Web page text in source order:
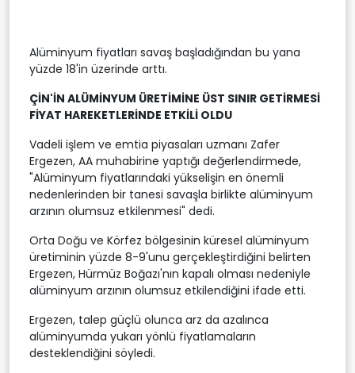
Alüminyum fiyatları savaş başladığından bu yana
yüzde 18'in üzerinde arttı.
ÇİN'İN ALÜMİNYUM ÜRETİMİNE ÜST SINIR GETİRMESİ
FİYAT HAREKETLERİNDE ETKİLİ OLDU
Vadeli işlem ve emtia piyasaları uzmanı Zafer
Ergezen, AA muhabirine yaptığı değerlendirmede,
"Alüminyum fiyatlarındaki yükselişin en önemli
nedenlerinden bir tanesi savaşla birlikte alüminyum
arzının olumsuz etkilenmesi" dedi.
Orta Doğu ve Körfez bölgesinin küresel alüminyum
üretiminin yüzde 8-9'unu gerçekleştirdiğini belirten
Ergezen, Hürmüz Boğazı'nın kapalı olması nedeniyle
alüminyum arzının olumsuz etkilendiğini ifade etti.
Ergezen, talep güçlü olunca arz da azalınca
alüminyumda yukarı yönlü fiyatlamaların
desteklendiğini söyledi.